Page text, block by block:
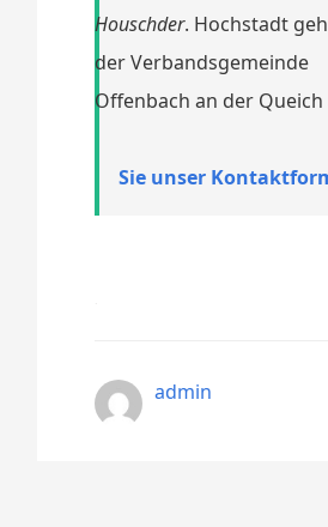
Houschder. Hochstadt
der Verbandsgemeinde
Offenbach an der Queich
Sie unser
admin